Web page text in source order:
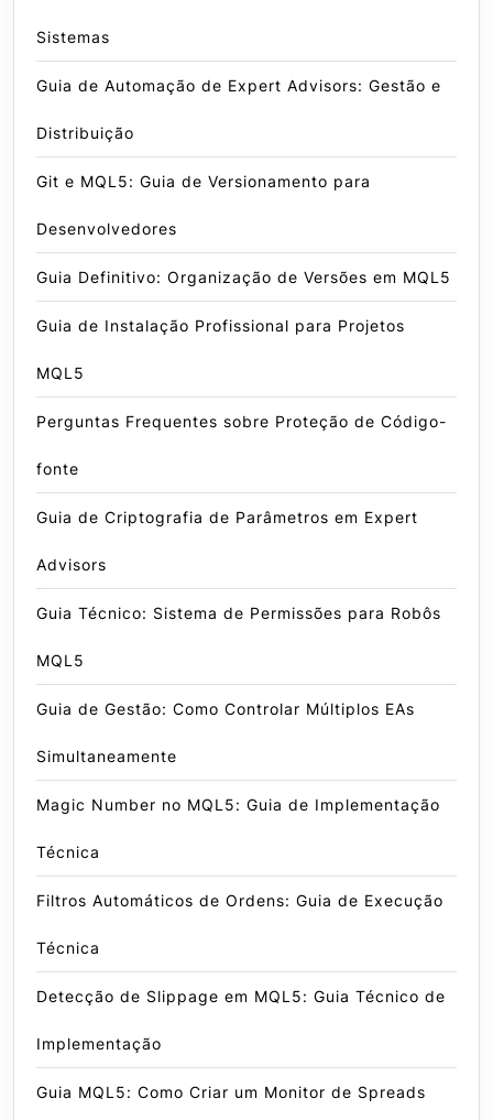
Sistemas
Guia de Automação de Expert Advisors: Gestão e
Distribuição
Git e MQL5: Guia de Versionamento para
Desenvolvedores
Guia Definitivo: Organização de Versões em MQL5
Guia de Instalação Profissional para Projetos
MQL5
Perguntas Frequentes sobre Proteção de Código-
fonte
Guia de Criptografia de Parâmetros em Expert
Advisors
Guia Técnico: Sistema de Permissões para Robôs
MQL5
Guia de Gestão: Como Controlar Múltiplos EAs
Simultaneamente
Magic Number no MQL5: Guia de Implementação
Técnica
Filtros Automáticos de Ordens: Guia de Execução
Técnica
Detecção de Slippage em MQL5: Guia Técnico de
Implementação
Guia MQL5: Como Criar um Monitor de Spreads